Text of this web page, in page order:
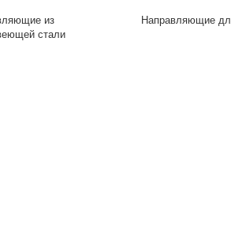
из
стали
Направляющие